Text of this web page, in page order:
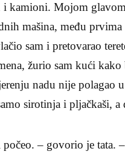
i kamioni. Mojom
mašina, među
sam i pretovarao
žurio sam kući
nadu nije polagao
sirotinja i pljačkaši,
– govorio je tata.